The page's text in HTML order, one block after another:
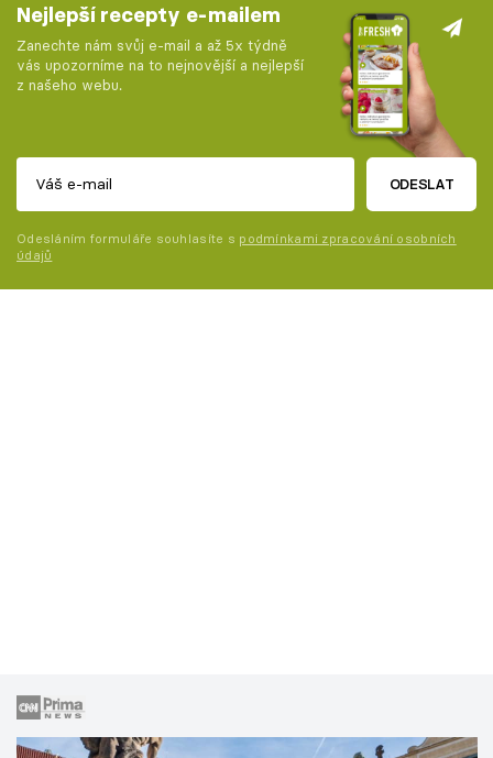
Nejlepší recepty e-mailem
Zanechte nám svůj e-mail a až 5x týdně
vás upozorníme na to nejnovější a nejlepší
z našeho webu.
ODESLAT
Odesláním formuláře souhlasíte s podmínkami zpracování osobních
údajů